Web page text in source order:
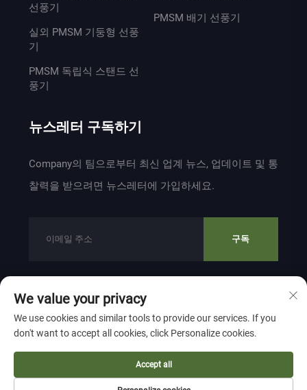
선풍기
실외 PMSM 기둥형 선풍
기
PMSM 독립식 스탠드 선
풍기
PMSM 배기 선풍기
뉴스레터 구독하기
Company의 팀으로부터 최신 업계 뉴스, 업데이트 및 통
찰력을 받으려면 뉴스레터에 가입하세요.
구독
저작권 © 2024 ZHEJIANG WEIYU VENTILATION
ELECTROMECHANICAL CO.,LTD 소유
개인정보 보호 정책
맨 위로 이동
We value your privacy
We use cookies and similar tools to provide our services. If you
don't want to accept all cookies, click Personalize cookies.
Accept all